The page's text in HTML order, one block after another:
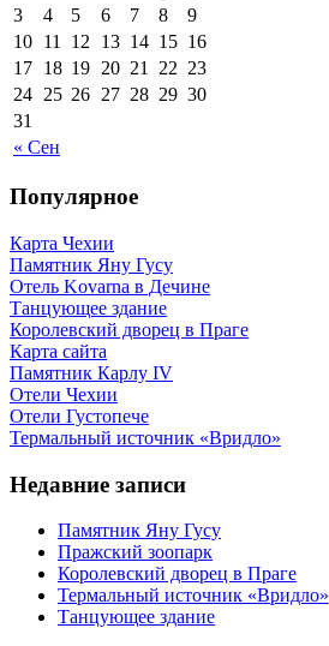
« Сен
3
4 5 6 7 8
9
10 11 12 13 14 15 16
17 18 19 20 21 22 23
24 25 26 27 28 29 30
31
Популярное
Карта Чехии
Памятник Яну Гусу
Отель Kovarna в Дечине
Танцующее здание
Королевский дворец в Праге
Карта сайта
Памятник Карлу IV
Отели Чехии
Отели Густопече
Термальный источник «Вридло»
Недавние записи
Памятник Яну Гусу
Пражский зоопарк
Королевский дворец в Праге
Термальный источник «Вридло»
Танцующее здание